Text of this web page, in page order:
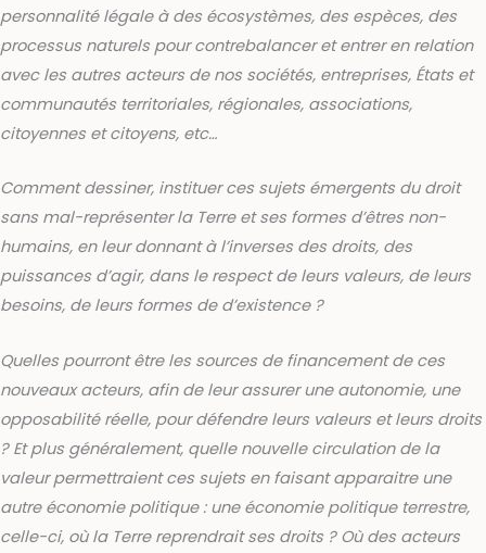
personnalité légale à des écosystèmes, des espèces, des
processus naturels pour contrebalancer et entrer en relation
avec les autres acteurs de nos sociétés, entreprises, États et
communautés territoriales, régionales, associations,
citoyennes et citoyens, etc…
Comment dessiner, instituer ces sujets émergents du droit
sans mal-représenter la Terre et ses formes d’êtres non-
humains, en leur donnant à l’inverses des droits, des
puissances d’agir, dans le respect de leurs valeurs, de leurs
besoins, de leurs formes de d’existence ?
Quelles pourront être les sources de financement de ces
nouveaux acteurs, afin de leur assurer une autonomie, une
opposabilité réelle, pour défendre leurs valeurs et leurs droits
? Et plus généralement, quelle nouvelle circulation de la
valeur permettraient ces sujets en faisant apparaitre une
autre économie politique : une économie politique terrestre,
celle-ci, où la Terre reprendrait ses droits ? Où des acteurs